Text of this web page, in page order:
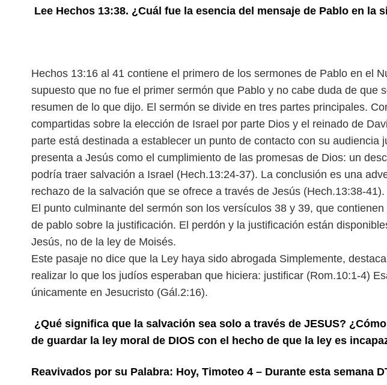
Lee Hechos 13:38. ¿Cuál fue la esencia del mensaje de Pablo en la
Hechos 13:16 al 41 contiene el primero de los sermones de Pablo en el
supuesto que no fue el primer sermón que Pablo y no cabe duda de que
resumen de lo que dijo. El sermón se divide en tres partes principales.
compartidas sobre la elección de Israel por parte Dios y el reinado de
parte está destinada a establecer un punto de contacto con su audiencia
presenta a Jesús como el cumplimiento de las promesas de Dios: un
podría traer salvación a Israel (Hech.13:24-37). La conclusión es una
rechazo de la salvación que se ofrece a través de Jesús (Hech.13:38-41).
El punto culminante del sermón son los versículos 38 y 39, que
de pablo sobre la justificación. El perdón y la justificación están
Jesús, no de la ley de Moisés.
Este pasaje no dice que la Ley haya sido abrogada Simplemente,
realizar lo que los judíos esperaban que hiciera: justificar (Rom.10:1-4)
únicamente en Jesucristo (Gál.2:16).
¿Qué significa que la salvación sea solo a través de JESUS?
de guardar la ley moral de DIOS con el hecho de que la ley es
Reavivados por su Palabra: Hoy, Timoteo 4 – Durante esta semana